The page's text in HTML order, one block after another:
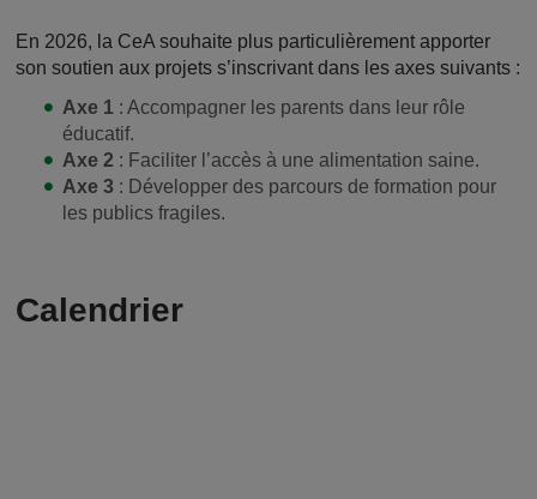
En 2026, la CeA souhaite plus particulièrement apporter
son soutien aux projets s’inscrivant dans les axes suivants :
Axe 1 : Accompagner les parents dans leur rôle
éducatif.
Axe 2 : Faciliter l’accès à une alimentation saine.
Axe 3 : Développer des parcours de formation pour
les publics fragiles.
Calendrier